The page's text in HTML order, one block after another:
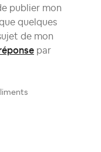
publier mon
quelques
de mon
par